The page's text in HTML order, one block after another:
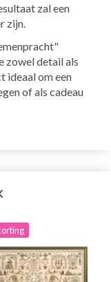
zal een
zijn.
zowel detail als
ideaal om een
of als cadeau